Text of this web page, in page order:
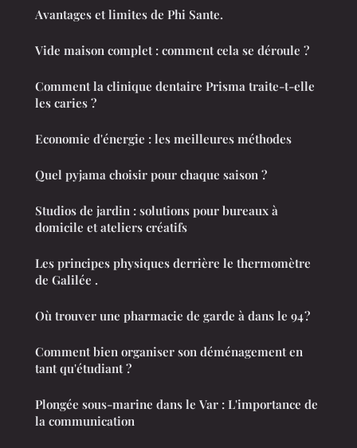
Avantages et limites de Phi Sante.
Vide maison complet : comment cela se déroule ?
Comment la clinique dentaire Prisma traite-t-elle
les caries ?
Economie d'énergie : les meilleures méthodes
Quel pyjama choisir pour chaque saison ?
Studios de jardin : solutions pour bureaux à
domicile et ateliers créatifs
Les principes physiques derrière le thermomètre
de Galilée .
Où trouver une pharmacie de garde à dans le 94 ?
Comment bien organiser son déménagement en
tant qu'étudiant ?
Plongée sous-marine dans le Var : L'importance de
la communication